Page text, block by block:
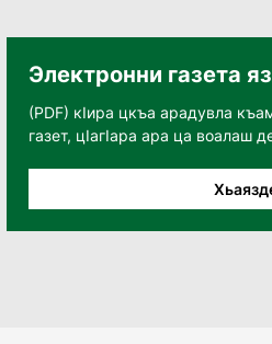
Электронни газета
(PDF) кӀира цкъа арадувла
газет, цӀагӀара ара ца воалаш